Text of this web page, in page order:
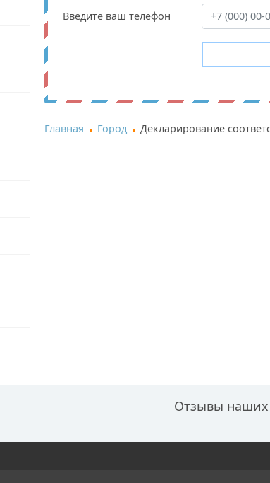
Введите ваш телефон
Главная Город Декларирование
Отзывы наших